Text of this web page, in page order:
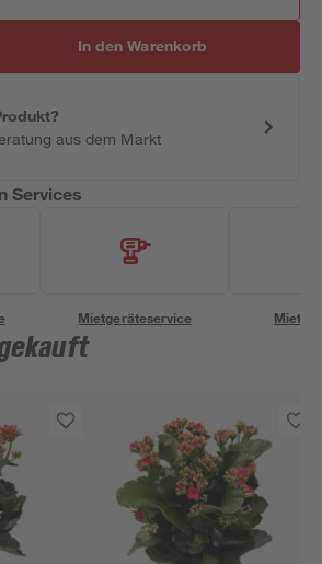
In den Warenkorb
aus dem Markt
Services
Mietgeräteservice